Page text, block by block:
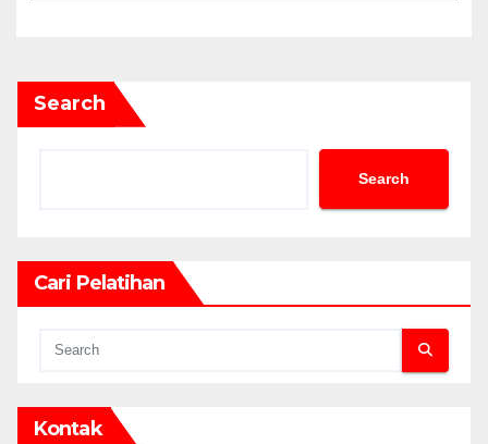
Search
Search
Cari Pelatihan
Kontak